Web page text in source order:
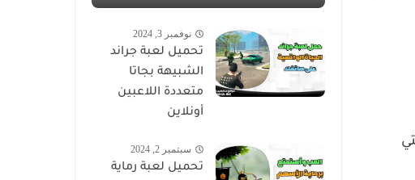
نوفمبر 3, 2024
تحميل لعبة جراند
الشبيهة بجاتا
متعددة اللاعبين
أونلاين
سبتمبر 2, 2024
تحميل لعبة رماية